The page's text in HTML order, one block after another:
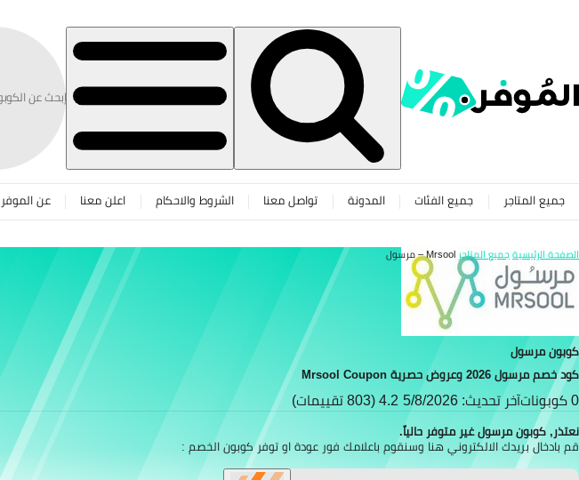
جميع المتاجر جميع الفئات المدونة تواصل معنا الشروط والاحكام اعلن معنا عن الموفر
كوبون مرسول
كود خصم مرسول 2026 وعروض حصرية Mrsool Coupon
0 كوبونات آخر تحديث: 5/8/2026 4.2 (803 تقييمات)
نعتذر, كوبون مرسول غير متوفر حالياً.
قم بادخال بريدك الالكتروني هنا وسنقوم باعلامك فور عودة او توفر كوبون الخصم :
الصفحة الرئيسيةجميع المتاجر Mrsool – مرسول